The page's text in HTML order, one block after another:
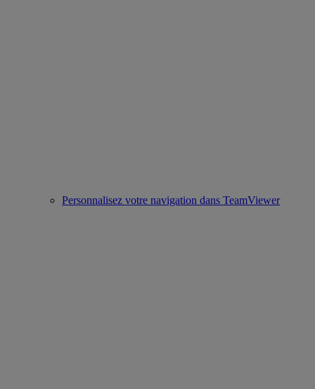
Personnalisez votre navigation dans TeamViewer